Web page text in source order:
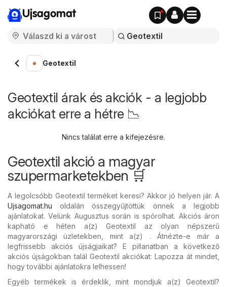
Ujsagomat
Geotextil
Geotextil árak és akciók - a legjobb
akciókat erre a hétre 📉
Nincs találat erre a kifejezésre.
Geotextil akció a magyar
szupermarketekben 🛒
A legolcsóbb Geotextil terméket keresi? Akkor jó helyen jár. A
Ujsagomat.hu oldalán összegyűjtöttük önnek a legjobb
ajánlatokat. Velünk Augusztus során is spórolhat. Akciós áron
kapható e héten a(z) Geotextil az olyan népszerű
magyarországi üzletekben, mint a(z) . Átnézte-e már a
legfrissebb akciós újságjaikat? E pillanatban a következő
akciós újságokban talál Geotextil akciókat: Lapozza át mindet,
hogy további ajánlatokra lelhessen!
Egyéb termékek is érdeklik, mint mondjuk a(z) Geotextil?